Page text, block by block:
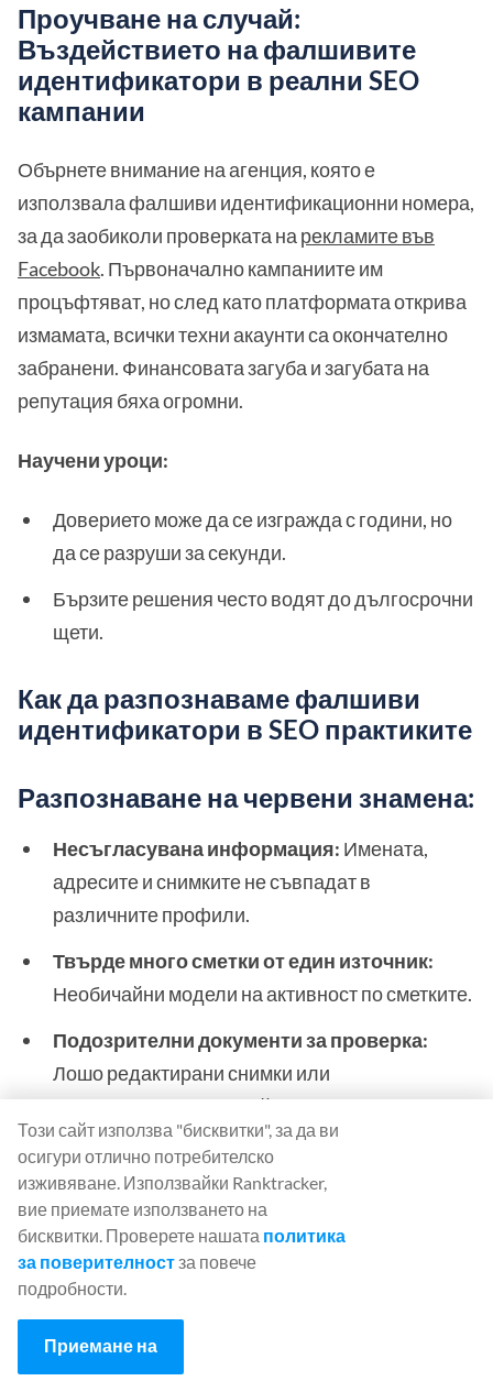
Проучване на случай:
Въздействието на фалшивите
идентификатори в реални SEO
кампании
Обърнете внимание на агенция, която е
използвала фалшиви идентификационни номера,
за да заобиколи проверката на рекламите във
Facebook. Първоначално кампаниите им
процъфтяват, но след като платформата открива
измамата, всички техни акаунти са окончателно
забранени. Финансовата загуба и загубата на
репутация бяха огромни.
Научени уроци:
Доверието може да се изгражда с години, но
да се разруши за секунди.
Бързите решения често водят до дългосрочни
щети.
Как да разпознаваме фалшиви
идентификатори в SEO практиките
Разпознаване на червени знамена:
Несъгласувана информация: Имената,
адресите и снимките не съвпадат в
различните профили.
Твърде много сметки от един източник:
Необичайни модели на активност по сметките.
Подозрителни документи за проверка:
Лошо редактирани снимки или
несъответстващи детайли.
Инструменти и техники за
проверка:
Използвайте обратното търсене на
изображения за профилни снимки.
кръстосана проверка на подадените
документи с помощта на инструменти за
Този сайт използва "бисквитки", за да ви
осигури отлично потребителско
изживяване. Използвайки Ranktracker,
вие приемате използването на
бисквитки. Проверете нашата политика
за поверителностза повече
подробности.
Приемане на